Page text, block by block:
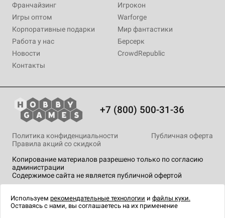
Франчайзинг
Игры оптом
Корпоративные подарки
Работа у нас
Новости
Контакты
Игрокон
Warforge
Мир фантастики
Берсерк
CrowdRepublic
+7 (800) 500-31-36
Копирование материалов разрешено только по согласию
администрации
Содержимое сайта не является публичной офертой
Политика конфиденциальности
Публичная оферта
Правила акций со скидкой
технологии .
Используем рекомендательные технологии и файлы куки.
Оставаясь с нами, вы соглашаетесь на их применение